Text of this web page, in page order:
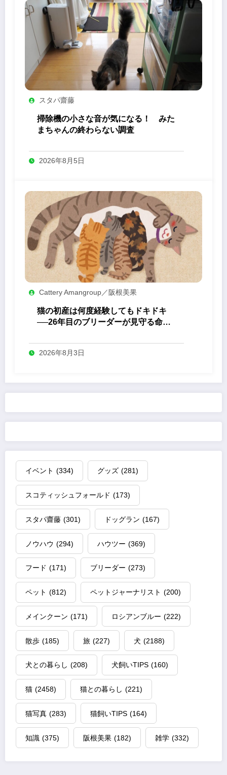
スタパ齋藤
掃除機の小さな音が気になる！ みた
まちゃんの終わらない調査
2026年8月5日
Cattery Amangroup／阪根美果
猫の初産は何度経験してもドキドキ
──26年目のブリーダーが見守る命の
2026年8月3日
イベント (334) グッズ (281)
スコティッシュフォールド (173)
スタパ齋藤 (301) ドッグラン (167)
ノウハウ (294) ハウツー (369)
フード (171) ブリーダー (273)
ペット (812) ペットジャーナリスト (200)
メインクーン (171) ロシアンブルー (222)
散歩 (185) 旅 (227) 犬 (2188)
犬との暮らし (208) 犬飼いTIPS (160)
猫 (2458) 猫との暮らし (221)
猫写真 (283) 猫飼いTIPS (164)
知識 (375) 阪根美果 (182) 雑学 (332)